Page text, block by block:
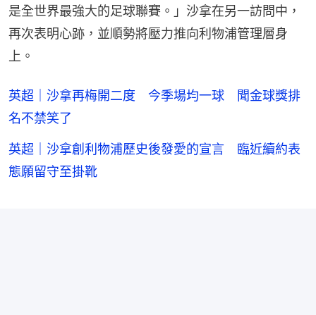
是全世界最強大的足球聯賽。」沙拿在另一訪問中，
再次表明心跡，並順勢將壓力推向利物浦管理層身
上。
英超｜沙拿再梅開二度 今季場均一球 聞金球獎排
名不禁笑了
英超｜沙拿創利物浦歷史後發愛的宣言 臨近續約表
態願留守至掛靴